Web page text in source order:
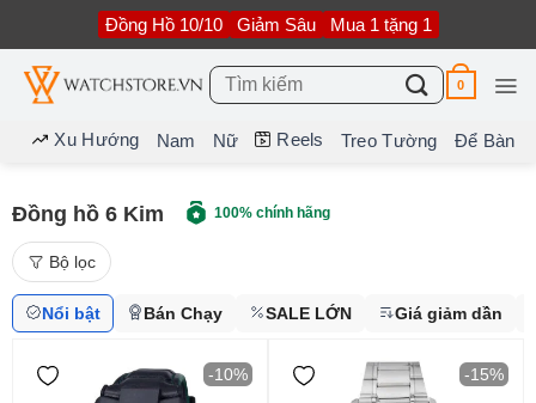
nội
dung
Đồng Hồ 10/10 Giảm Sâu Mua 1 tặng 1
Tìm
kiếm:
0
Xu Hướng Nam Nữ Reels Treo Tường Để Bàn
Đồng hồ 6 Kim 100% chính hãng
Bộ lọc
Nổi bật Bán Chạy SALE LỚN Giá giảm dần
-10% -15%